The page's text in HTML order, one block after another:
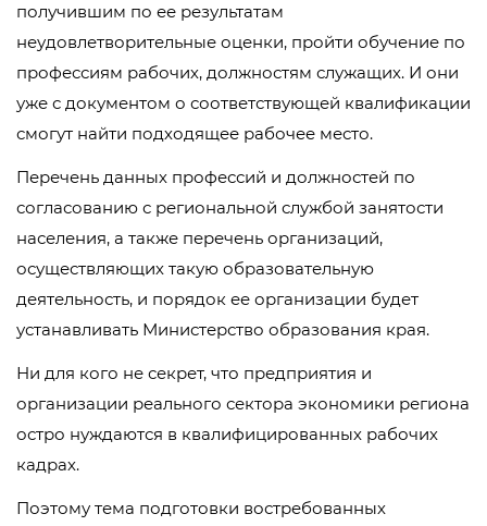
получившим по ее результатам
неудовлетворительные оценки, пройти обучение по
профессиям рабочих, должностям служащих. И они
уже с документом о соответствующей квалификации
смогут найти подходящее рабочее место.
Перечень данных профессий и должностей по
согласованию с региональной службой занятости
населения, а также перечень организаций,
осуществляющих такую образовательную
деятельность, и порядок ее организации будет
устанавливать Министерство образования края.
Ни для кого не секрет, что предприятия и
организации реального сектора экономики региона
остро нуждаются в квалифицированных рабочих
кадрах.
Поэтому тема подготовки востребованных